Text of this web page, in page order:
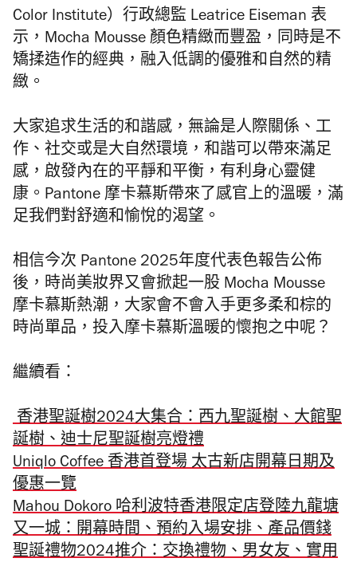
Color Institute）行政總監 Leatrice Eiseman 表
示，Mocha Mousse 顏色精緻而豐盈，同時是不
矯揉造作的經典，融入低調的優雅和自然的精
緻。
大家追求生活的和諧感，無論是人際關係、工
作、社交或是大自然環境，和諧可以帶來滿足
感，啟發內在的平靜和平衡，有利身心靈健
康。Pantone 摩卡慕斯帶來了感官上的溫暖，滿
足我們對舒適和愉悅的渴望。
相信今次 Pantone 2025年度代表色報告公佈
後，時尚美妝界又會掀起一股 Mocha Mousse
摩卡慕斯熱潮，大家會不會入手更多柔和棕的
時尚單品，投入摩卡慕斯溫暖的懷抱之中呢？
繼續看：
香港聖誕樹2024大集合：西九聖誕樹、大館聖
誕樹、迪士尼聖誕樹亮燈禮
Uniqlo Coffee 香港首登場 太古新店開幕日期及
優惠一覽
Mahou Dokoro 哈利波特香港限定店登陸九龍塘
又一城：開幕時間、預約入場安排、產品價錢
聖誕禮物2024推介：交換禮物、男女友、實用